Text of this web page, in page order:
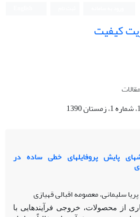
کیفیت
پایش پروفایلهای خطی ساده در
سلیمانی، معصومه اقبالی قهیازی
از محصولات، خروجی فرآیندهایی با